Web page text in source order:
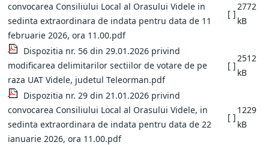
convocarea Consiliului Local al Orasului Videle in
sedinta extraordinara de indata pentru data de 11
februarie 2026, ora 11.00.pdf
[ ]
2772
kB
Dispozitia nr. 56 din 29.01.2026 privind
modificarea delimitarilor sectiilor de votare de pe
raza UAT Videle, judetul Teleorman.pdf
[ ]
2512
kB
Dispozitia nr. 29 din 21.01.2026 privind
convocarea Consiliului Local al Orasului Videle, in
sedinta extraordinara de indata pentru data de 22
ianuarie 2026, ora 11.00.pdf
[ ]
1229
kB